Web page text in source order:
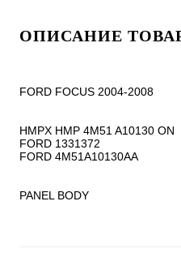
ОПИСАНИЕ
FORD FOCUS 2004-2008
HMPX HMP 4M51 A10130 ON
FORD 1331372
FORD 4M51A10130AA
PANEL BODY